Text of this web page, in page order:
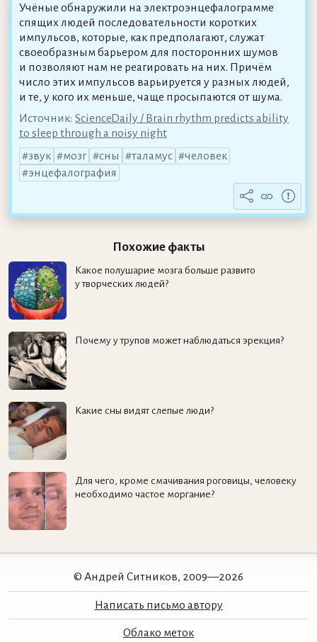
Учёные обнаружили на электроэнцефалограмме
спящих людей последовательности коротких
импульсов, которые, как предполагают, служат
своеобразным барьером для посторонних шумов
и позволяют нам не реагировать на них. Причём
число этих импульсов варьируется у разных людей,
и те, у кого их меньше, чаще просыпаются от шума.
Источник: ScienceDaily / Brain rhythm predicts ability
to sleep through a noisy night
звук
мозг сны таламус
человек
энцефалография
Похожие факты
Какое полушарие мозга больше развито
у творческих людей?
Почему у трупов может наблюдаться эрекция?
Какие сны видят слепые люди?
Для чего, кроме смачивания роговицы, человеку
необходимо частое моргание?
© Андрей Ситников, 2009—2026
Написать письмо автору
Облако меток